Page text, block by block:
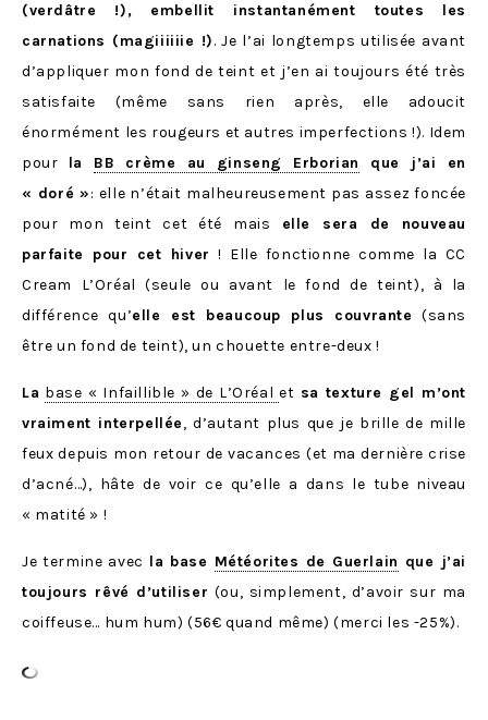
(verdâtre !), embellit instantanément toutes les
carnations (magiiiiiie !). Je l’ai longtemps utilisée avant
d’appliquer mon fond de teint et j’en ai toujours été très
satisfaite (même sans rien après, elle adoucit
énormément les rougeurs et autres imperfections !). Idem
pour la BB crème au ginseng Erborian
que j’ai en
« doré »: elle n’était malheureusement pas assez foncée
pour mon teint cet été mais elle sera de nouveau
parfaite pour cet hiver ! Elle fonctionne comme la CC
Cream L’Oréal (seule ou avant le fond de teint), à la
différence qu’elle est beaucoup plus couvrante (sans
être un fond de teint), un chouette entre-deux !
La base « Infaillible » de L’Oréalet sa texture gel m’ont
vraiment interpellée, d’autant plus que je brille de mille
feux depuis mon retour de vacances (et ma dernière crise
d’acné…), hâte de voir ce qu’elle a dans le tube niveau
« matité » !
Je termine avec la base Météorites de Guerlain que j’ai
toujours rêvé d’utiliser (ou, simplement, d’avoir sur ma
coiffeuse… hum hum) (56€ quand même) (merci les -25%).